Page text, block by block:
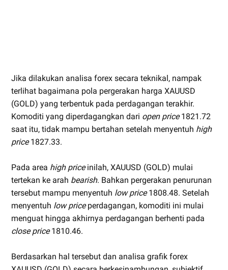
Jika dilakukan analisa forex secara teknikal, nampak
terlihat bagaimana pola pergerakan harga XAUUSD
(GOLD) yang terbentuk pada perdagangan terakhir.
Komoditi yang diperdagangkan dari open price1821.72
saat itu, tidak mampu bertahan setelah menyentuh high
price1827.33.
Pada area high priceinilah, XAUUSD (GOLD) mulai
tertekan ke arah bearish. Bahkan pergerakan penurunan
tersebut mampu menyentuh low price1808.48. Setelah
menyentuh low priceperdagangan, komoditi ini mulai
menguat hingga akhirnya perdagangan berhenti pada
close price1810.46.
Berdasarkan hal tersebut dan analisa grafik forex